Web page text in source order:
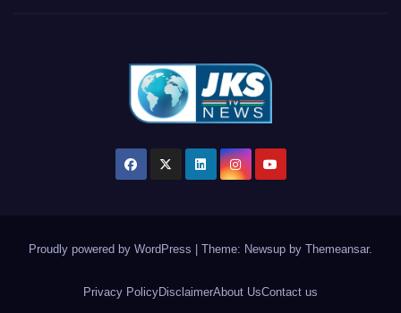
Proudly powered by WordPress Theme: Newsup by Themeansar.
Privacy PolicyDisclaimerAbout UsContact us